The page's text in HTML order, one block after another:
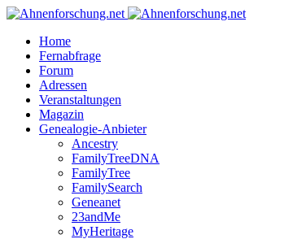
Home
Fernabfrage
Forum
Adressen
Veranstaltungen
Magazin
Genealogie-Anbieter
Ancestry
FamilyTreeDNA
FamilyTree
FamilySearch
Geneanet
23andMe
MyHeritage